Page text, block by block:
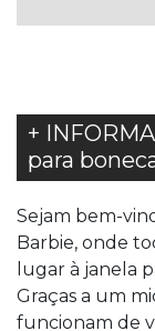
+
para
Sejam bem-
Barbie, onde
lugar à janela
Graças a um
funcionam de